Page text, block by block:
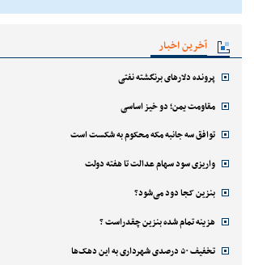
آخرین اخبار
پرونده دلارهای برنگشته نفتی
مقاومت یمن؛ دو خیز اساسی
توافق سه جانبه مکه محکوم به شکست است
واریزی سود سهام عدالت تا هفته دولت
بنزین کجا دود می‌شود؟
هزینه تمام شده بنزین چقدراست ؟
تخفیف ۵۰ درصدی شهرداری به این دهک‌ها